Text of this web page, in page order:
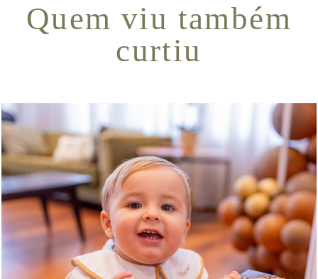
Quem viu também
curtiu
860 0